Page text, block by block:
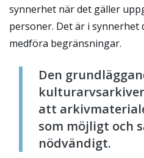
synnerhet när det gäller
personer. Det är i synnerhet
medföra begränsningar.
Den
att
som möjligt och
nödvändigt.